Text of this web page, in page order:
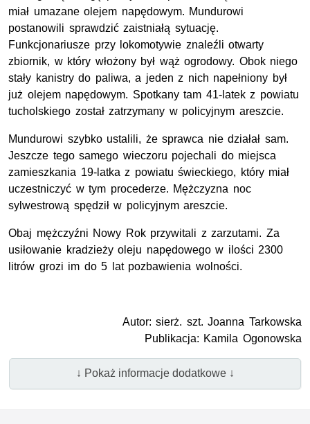
miał umazane olejem napędowym. Mundurowi
postanowili sprawdzić zaistniałą sytuację.
Funkcjonariusze przy lokomotywie znaleźli otwarty
zbiornik, w który włożony był wąż ogrodowy. Obok niego
stały kanistry do paliwa, a jeden z nich napełniony był
już olejem napędowym. Spotkany tam 41-latek z powiatu
tucholskiego został zatrzymany w policyjnym areszcie.
Mundurowi szybko ustalili, że sprawca nie działał sam.
Jeszcze tego samego wieczoru pojechali do miejsca
zamieszkania 19-latka z powiatu świeckiego, który miał
uczestniczyć w tym procederze. Mężczyzna noc
sylwestrową spędził w policyjnym areszcie.
Obaj mężczyźni Nowy Rok przywitali z zarzutami. Za
usiłowanie kradzieży oleju napędowego w ilości 2300
litrów grozi im do 5 lat pozbawienia wolności.
Autor: sierż. szt. Joanna Tarkowska
Publikacja: Kamila Ogonowska
↓ Pokaż informacje dodatkowe ↓